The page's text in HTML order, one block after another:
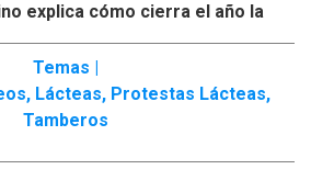
explica cómo cierra el año la
Temas |
, Lácteas, Protestas Lácteas,
Tamberos